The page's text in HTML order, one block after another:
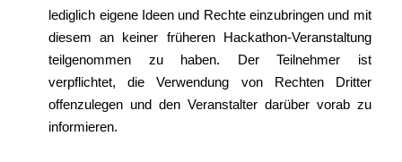
lediglich eigene Ideen und Rechte einzubringen und mit
diesem an keiner früheren Hackathon-Veranstaltung
teilgenommen zu haben. Der Teilnehmer ist
verpflichtet, die Verwendung von Rechten Dritter
offenzulegen und den Veranstalter darüber vorab zu
informieren.